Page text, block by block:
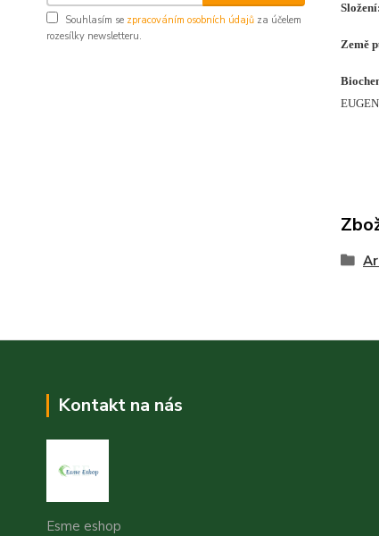
Souhlasím se zpracováním osobních údajů za účelem
rozesílky newsletteru.
Složení:
Země
Kontakt na nás
Esme eshop